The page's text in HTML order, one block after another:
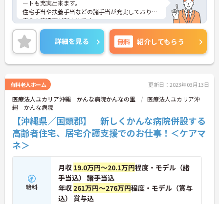
ートも充実出来ます。
住宅手当や扶養手当などの諸手当が充実しており、
安心の待遇面が魅力的です。
ご興味がある方には、面接対策ポイントなど、さら
に詳細をお話しいたしますのでお気軽にご相談くだ
さい。
詳細を見る 無料 紹介してもらう
有料老人ホーム 更新日：2023年03月13日
医療法人ユカリア沖縄 かんな病院かんなの里
医療法人ユカリア沖
縄 かんな病院
【沖縄県／国頭郡】 新しくかんな病院併設する
高齢者住宅、居宅介護支援でのお仕事！＜ケアマ
ネ＞
給料
月収 19.0万円～20.1万円程度・モデル（諸
手当込） 諸手当込
年収 261万円～276万円程度・モデル（賞与
込） 賞与込